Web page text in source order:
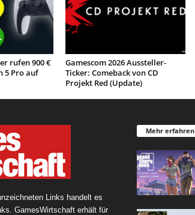
rufen 900 €
5 Pro auf
Gamescom 2026 Aussteller-
Ticker: Comeback von CD
Projekt Red (Update)
Links handelt es
GamesWirtschaft erhält für
Mehr erfahren